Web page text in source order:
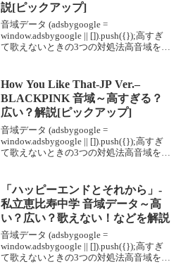
説[ピックアップ]
音域データ (adsbygoogle =
window.adsbygoogle || []).push({});高すぎ
て歌えないときの3つの対処法高音域を広
ルに通うこと...
How You Like That-JP Ver.–
BLACKPINK 音域～高すぎる？
広い？解説[ピックアップ]
音域データ (adsbygoogle =
window.adsbygoogle || []).push({});高すぎ
て歌えないときの3つの対処法高音域を広
ルに通うこと...
「ハッピーエンドとそれから」-
私立恵比寿中学 音域データ～高
い？広い？歌えない！などを解説
音域データ (adsbygoogle =
window.adsbygoogle || []).push({});高すぎ
て歌えないときの3つの対処法高音域を広